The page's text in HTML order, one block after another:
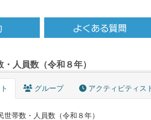
人員数（令和８年）
グループ アクティビティス
世帯数・人員数（令和８年）